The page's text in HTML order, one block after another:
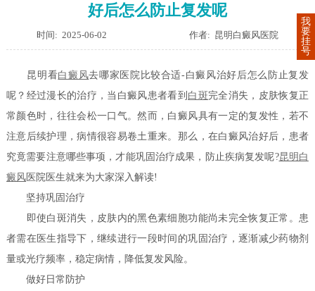
好后怎么防止复发呢
时间: 2025-06-02 作者: 昆明白癜风医院
昆明看白癜风去哪家医院比较合适-白癜风治好后怎么防止复发
呢？经过漫长的治疗，当白癜风患者看到 白斑完全消失，皮肤恢复正
常颜色时，往往会松一口气。然而，白癜风具有一定的复发性，若不
注意后续护理，病情很容易卷土重来。那么，在白癜风治好后，患者
究竟需要注意哪些事项，才能巩固治疗成果，防止疾病复发呢?昆明白
癜风 医院医生就来为大家深入解读!
坚持巩固治疗
即使白斑消失，皮肤内的黑色素细胞功能尚未完全恢复正常。患
者需在医生指导下，继续进行一段时间的巩固治疗，逐渐减少药物剂
量或光疗频率，稳定病情，降低复发风险。
做好日常防护
我
要
挂
号